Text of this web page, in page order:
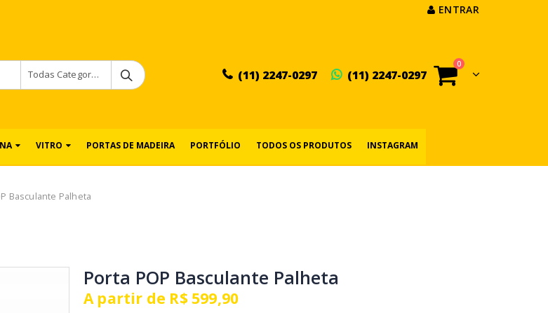
ENTRAR
Todas Categorias (11) 2247-0297 (11) 2247-0297
0
VITRO PORTAS DE MADEIRA PORTFÓLIO TODOS OS PRODUTOS INSTAGRAM
Basculante Palheta
Porta POP Basculante Palheta
A partir de R$599,90